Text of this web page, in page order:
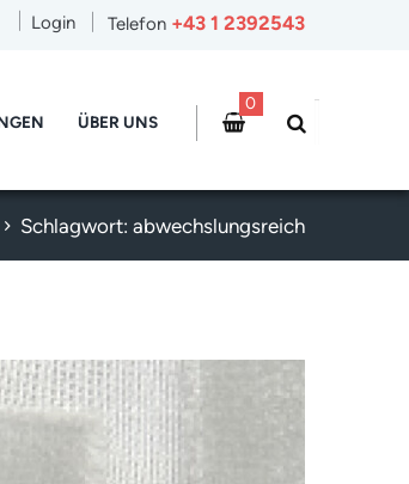
Telefon +43 1 2392543
Login
ÜBER UNS
0
Schlagwort: abwechslungsreich